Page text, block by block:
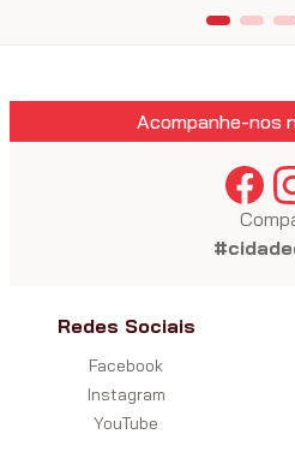
Acompanhe-nos
Redes Sociais
Facebook
Instagram
YouTube